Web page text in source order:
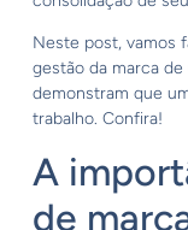
Neste post, vamos
gestão da marca
demonstram que
trabalho. Confira!
A
de